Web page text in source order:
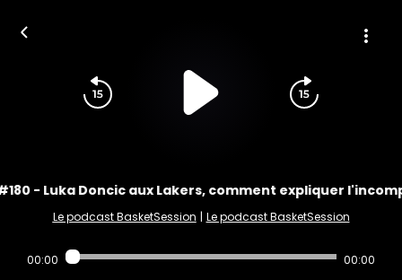
- Luka Doncic aux Lakers, comment expliquer
Le podcast BasketSession | Le podcast BasketSession
00:00 00:00